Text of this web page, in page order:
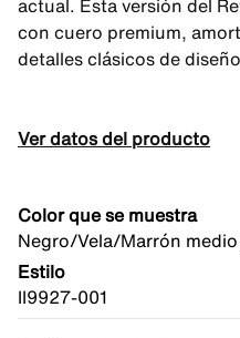
actual. Esta versión del
con cuero premium,
detalles clásicos de
Ver datos del producto
Color que se muestra
Negro/Vela/Marrón
Estilo
II9927-001